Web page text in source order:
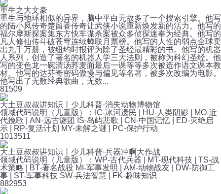
重生之大文豪
重生与地球相似的异界，脑中平白无故多了一个搜索引擎。他写
的陆小凤传奇楚留香传奇让武侠小说重新焕发新的活力。他写的
福尔摩斯探案集东方快车谋杀案被众多侦探迷奉为经典。他写的
凡人修仙传斗破苍穹连续蝉联月票榜。他写的人性的弱点全球卖
出九千万册，被纽约时报评为除了圣经最精彩的书。他写的机器
人系列，创造了著名的机器人学三大法则，被称为科幻圣经。他
写的变色龙一碗清汤荞麦面最后一课等等多次被选作语文课本教
材。他写的达芬奇密码傲慢与偏见等名著，被多次改编为电影。
他写出了无数经典歌曲，无数...
81509
大土豆叔叔讲知识丨少儿科普·消失动物博物馆
领域代码说明（儿童版）：IC-冰河遗民 | HU-人类阴影 | MO-近
代挽歌 | AN-远古谜团 IS-岛屿悲歌 | CN-中国记忆 | ED-灭绝启
示 | RP-复活计划 MY-未解之谜 | PC-保护行动
1013511
大土豆叔叔讲知识丨少儿科普·兵器冲啊大作战
领域代码说明（儿童版）：WP-古代兵器 | MT-现代科技 | TS-战
术策略 | BT-著名战役 MI-军事发明 | AM-动物战友 | DW-防御工
事 | ST-军事科技 SW-兵法智慧 | FK-趣味知识
882953